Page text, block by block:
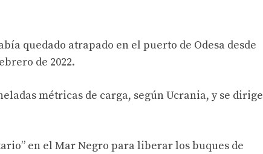
quedado atrapado en el puerto de Odesa desde
de 2022.
métricas de carga, según Ucrania, y se dirige
en el Mar Negro para liberar los buques de